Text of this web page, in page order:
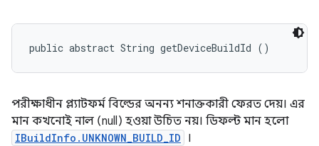
public abstract String getDeviceBuildId ()
পরীক্ষাধীন প্ল্যাটফর্ম বিল্ডের অনন্য শনাক্তকারী ফেরত দেয়। এর
মান কখনোই নাল (null) হওয়া উচিত নয়। ডিফল্ট মান হলো
IBuildInfo.UNKNOWN_BUILD_ID ।